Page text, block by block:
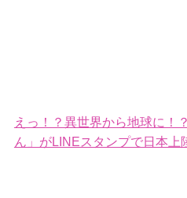
えっ！？異世界から地球に！
ん」がLINEスタンプで日本上